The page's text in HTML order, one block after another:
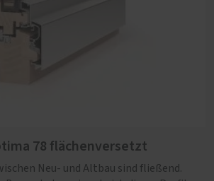
78 flächenversetzt
Neu- und Altbau sind fließend.
gute Wärmedämmung erzielt dieses
massiven Profilstärke. Damit ist es